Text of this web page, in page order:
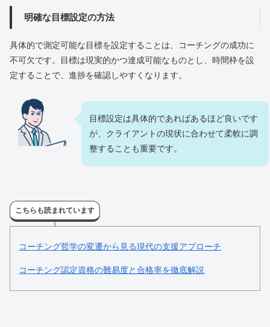
明確な目標設定の方法
具体的で測定可能な目標を設定することは、コーチングの成功に
不可欠です。目標は現実的かつ達成可能なものとし、時間枠を設
定することで、進捗を確認しやすくなります。
目標設定は具体的であればあるほど良いです
が、クライアントの現状に合わせて柔軟に調
整することも重要です。
こちらも読まれています
コーチング哲学の変遷から見る現代の支援アプローチ
コーチング認定資格の難易度と合格率を徹底解説